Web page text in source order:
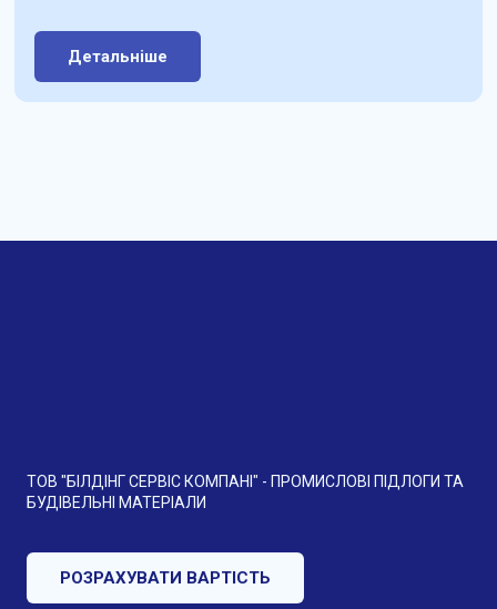
Детальніше
ТОВ "БІЛДІНГ СЕРВІС КОМПАНІ" - ПРОМИСЛОВІ ПІДЛОГИ ТА
БУДІВЕЛЬНІ МАТЕРІАЛИ
РОЗРАХУВАТИ ВАРТІСТЬ